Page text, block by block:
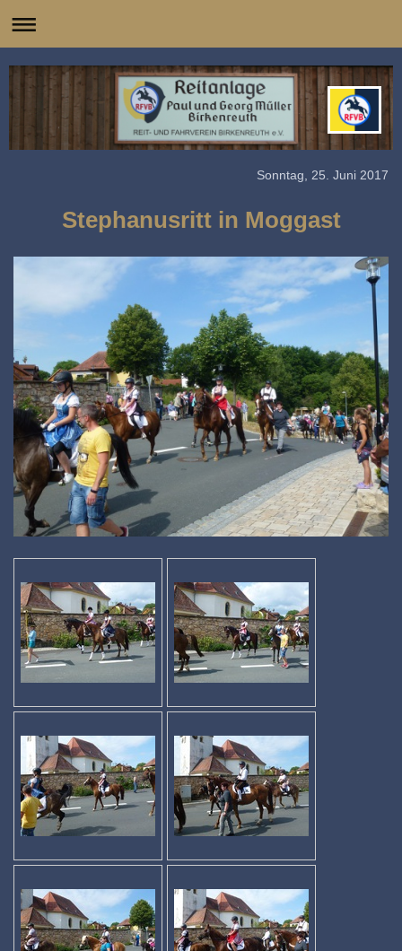
Sonntag, 25. Juni 2017
Stephanusritt in Moggast